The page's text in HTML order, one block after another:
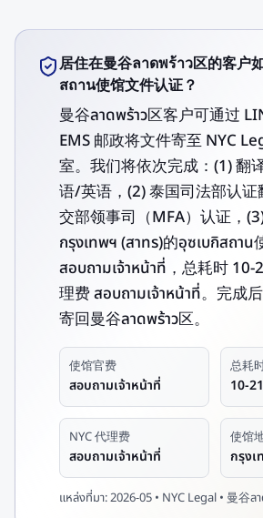
居住在曼谷ลาดพร้าว区的客户
สถาน使馆文件认证？
曼谷ลาดพร้าว区客户可通过
EMS 邮政将文件寄至 NYC
室。我们将依次完成：(1) 翻
语/英语，(2) 泰国司法部认
交部领事司（MFA）认证，
กรุงเทพฯ (สาทร)的อุซเบกิสถา
สอบถามเจ้าหน้าที่，总耗时 10-
理费 สอบถามเจ้าหน้าที่。完成
寄回曼谷ลาดพร้าว区。
使馆官费
สอบถามเจ้าหน้าที่
总耗
10-
NYC 代理费
สอบถามเจ้าหน้าที่
使馆
กรุงเ
แหล่งที่มา:2026-05 • NYC Legal • 曼谷ล